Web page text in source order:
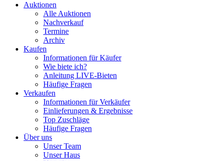
Auktionen
Alle Auktionen
Nachverkauf
Termine
Archiv
Kaufen
Informationen für Käufer
Wie biete ich?
Anleitung LIVE-Bieten
Häufige Fragen
Verkaufen
Informationen für Verkäufer
Einlieferungen & Ergebnisse
Top Zuschläge
Häufige Fragen
Über uns
Unser Team
Unser Haus